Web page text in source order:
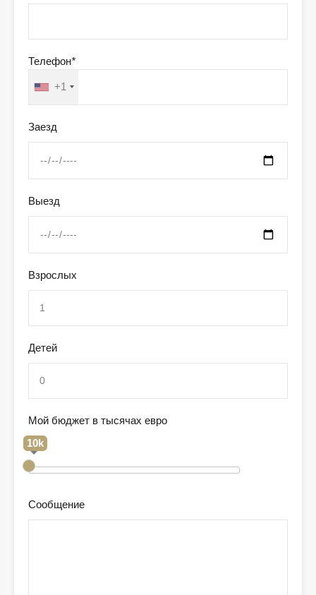
Телефон*
+1
Заезд
Выезд
Взрослых
Детей
Мой бюджет в тысячах евро
10k
Сообщение